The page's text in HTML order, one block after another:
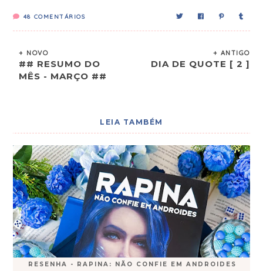
48 COMENTÁRIOS
+ NOVO
## RESUMO DO
MÊS - MARÇO ##
+ ANTIGO
DIA DE QUOTE [ 2 ]
LEIA TAMBÉM
RESENHA - RAPINA: NÃO CONFIE EM ANDROIDES